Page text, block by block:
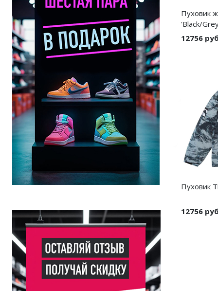
Пуховик
'Black/
12756 руб
Пуховик
12756 руб